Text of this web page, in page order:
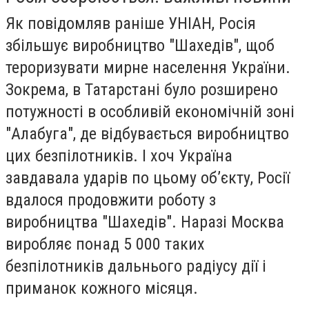
Як повідомляв раніше УНІАН, Росія
збільшує виробництво "Шахедів", щоб
тероризувати мирне населення України.
Зокрема, в Татарстані було розширено
потужності в особливій економічній зоні
"Алабуга", де відбувається виробництво
цих безпілотників. І хоч Україна
завдавала ударів по цьому об’єкту, Росії
вдалося продовжити роботу з
виробництва "Шахедів". Наразі Москва
виробляє понад 5 000 таких
безпілотників дальнього радіусу дії і
приманок кожного місяця.